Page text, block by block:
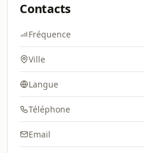
Contacts
Fréquence
Ville
Langue
Téléphone
Email